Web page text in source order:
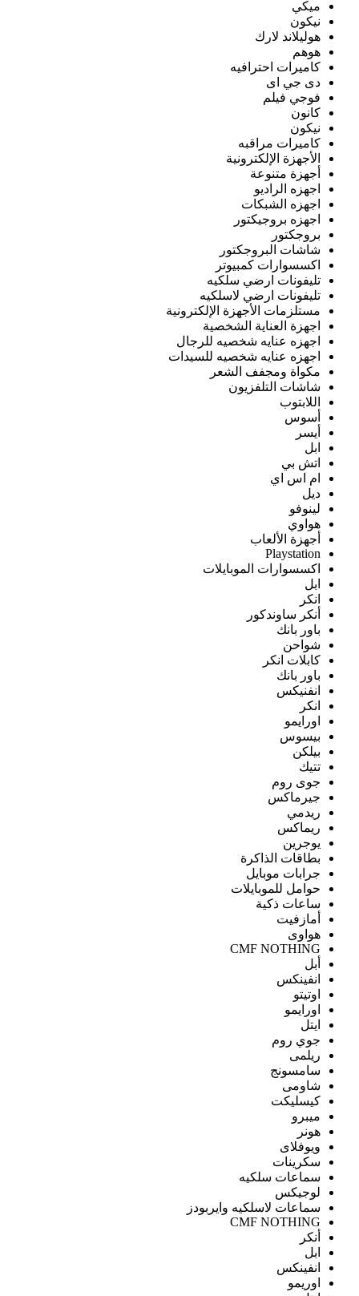
ميكي
نيكون
هوليلاند لارك
هوهم
كاميرات احترافيه
دى جي اى
فوجي فيلم
كانون
نيكون
كاميرات مراقبه
الأجهزة الإلكترونية
أجهزة متنوعة
اجهزه الراديو
اجهزه الشبكات
اجهزه بروجيكتور
بروجكتور
شاشات البروجكتور
اكسسوارات كمبيوتر
تليفونات ارضي سلكيه
تليفونات ارضي لاسلكيه
مستلزمات الأجهزة الإلكترونية
اجهزة العناية الشخصية
اجهزه عنايه شخصيه للرجال
اجهزه عنايه شخصيه للسيدات
مكواة ومجفف الشعر
شاشات التلفزيون
اللابتوب
أسوس
أيسر
ابل
اتش بي
ام اس اي
ديل
لينوفو
هواوي
أجهزة الألعاب
Playstation
اكسسوارات الموبايلات
ابل
انكر
أنكر ساوندكور
باور بانك
شواحن
كابلات انكر
باور بانك
انفنيكس
انكر
اورايمو
بيسوس
بيلكن
تتيك
جوى روم
جيرماكس
ريدمي
ريماكس
يوجرين
بطاقات الذاكرة
جرابات موبايل
حوامل للموبايلات
ساعات ذكية
أمازفيت
هواوى
CMF NOTHING
أبل
انفينكس
اوتيتو
اورايمو
ايتل
جوي روم
ريلمى
سامسونج
شاومى
كيسليكت
ميبرو
هونر
ويوفلاى
سكرينات
سماعات سلكيه
لوجيكس
سماعات لاسلكيه وايربودز
CMF NOTHING
أنكر
ابل
انفينكس
اوريمو